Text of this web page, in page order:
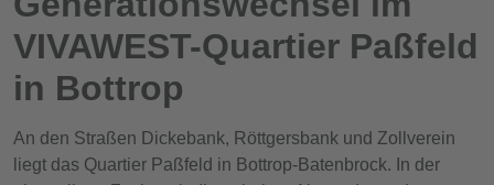
VIVAWEST-Quartier Paßfeld
in Bottrop
An den Straßen Dickebank, Röttgersbank und Zollverein
liegt das Quartier Paßfeld in Bottrop-Batenbrock. In der